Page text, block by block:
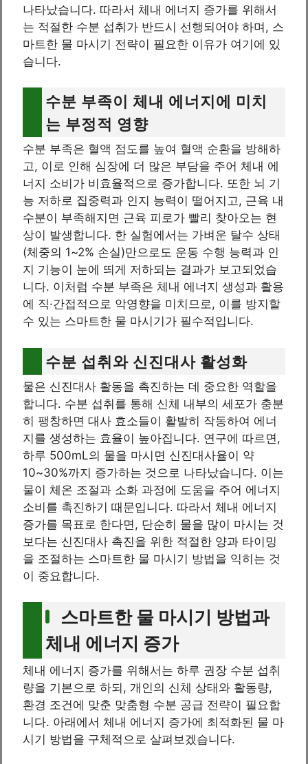
나타났습니다. 따라서 체내 에너지 증가를 위해서
는 적절한 수분 섭취가 반드시 선행되어야 하며, 스
마트한 물 마시기 전략이 필요한 이유가 여기에 있
습니다.
수분 부족이 체내 에너지에 미치
는 부정적 영향
수분 부족은 혈액 점도를 높여 혈액 순환을 방해하
고, 이로 인해 심장에 더 많은 부담을 주어 체내 에
너지 소비가 비효율적으로 증가합니다. 또한 뇌 기
능 저하로 집중력과 인지 능력이 떨어지고, 근육 내
수분이 부족해지면 근육 피로가 빨리 찾아오는 현
상이 발생합니다. 한 실험에서는 가벼운 탈수 상태
(체중의 1~2% 손실)만으로도 운동 수행 능력과 인
지 기능이 눈에 띄게 저하되는 결과가 보고되었습
니다. 이처럼 수분 부족은 체내 에너지 생성과 활용
에 직·간접적으로 악영향을 미치므로, 이를 방지할
수 있는 스마트한 물 마시기가 필수적입니다.
수분 섭취와 신진대사 활성화
물은 신진대사 활동을 촉진하는 데 중요한 역할을
합니다. 수분 섭취를 통해 신체 내부의 세포가 충분
히 팽창하면 대사 효소들이 활발히 작동하여 에너
지를 생성하는 효율이 높아집니다. 연구에 따르면,
하루 500mL의 물을 마시면 신진대사율이 약
10~30%까지 증가하는 것으로 나타났습니다. 이는
물이 체온 조절과 소화 과정에 도움을 주어 에너지
소비를 촉진하기 때문입니다. 따라서 체내 에너지
증가를 목표로 한다면, 단순히 물을 많이 마시는 것
보다는 신진대사 촉진을 위한 적절한 양과 타이밍
을 조절하는 스마트한 물 마시기 방법을 익히는 것
이 중요합니다.
스마트한 물 마시기 방법과
체내 에너지 증가
체내 에너지 증가를 위해서는 하루 권장 수분 섭취
량을 기본으로 하되, 개인의 신체 상태와 활동량,
환경 조건에 맞춘 맞춤형 수분 공급 전략이 필요합
니다. 아래에서 체내 에너지 증가에 최적화된 물 마
시기 방법을 구체적으로 살펴보겠습니다.